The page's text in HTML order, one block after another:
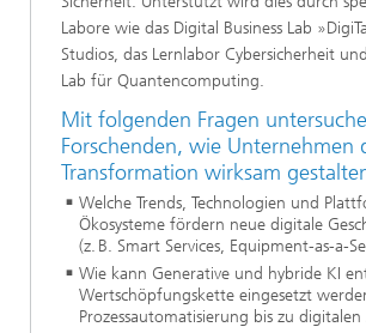
Labore wie das Digital Business Lab
Studios, das Lernlabor Cybersicherheit
Lab für Quantencomputing.
Mit folgenden Fragen
Forschenden, wie Unternehmen
Transformation wirksam
Welche Trends, Technologien und
Ökosysteme fördern neue digitale
(z. B. Smart Services, Equipment-as-a-
Wie kann Generative und hybride KI
Wertschöpfungskette eingesetzt
Prozessautomatisierung bis zu digitalen